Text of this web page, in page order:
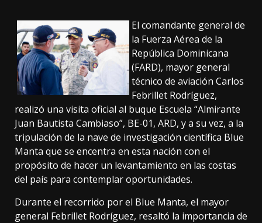
El comandante general de
la Fuerza Aérea de la
República Dominicana
(FARD), mayor general
técnico de aviación Carlos
Febrillet Rodríguez,
realizó una visita oficial al buque Escuela “Almirante
Juan Bautista Cambiaso”, BE-01, ARD, y a su vez, a la
tripulación de la nave de investigación científica Blue
Manta que se encentra en esta nación con el
propósito de hacer un levantamiento en las costas
del país para contemplar oportunidades.
Durante el recorrido por el Blue Manta, el mayor
general Febrillet Rodríguez, resaltó la importancia de